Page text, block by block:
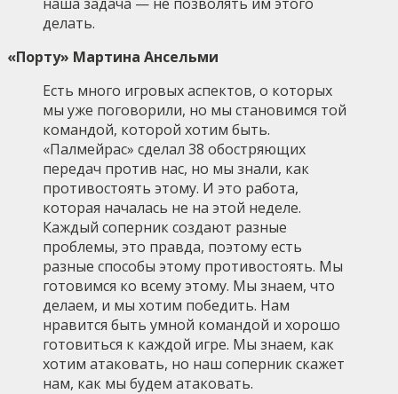
делать.
«Порту» Мартина Ансельми
Есть много игровых аспектов, о которых
мы уже поговорили, но мы становимся той
командой, которой хотим быть.
«Палмейрас» сделал 38 обостряющих
передач против нас, но мы знали, как
противостоять этому. И это работа,
которая началась не на этой неделе.
Каждый соперник создают разные
проблемы, это правда, поэтому есть
разные способы этому противостоять. Мы
готовимся ко всему этому. Мы знаем, что
делаем, и мы хотим победить. Нам
нравится быть умной командой и хорошо
готовиться к каждой игре. Мы знаем, как
хотим атаковать, но наш соперник скажет
нам, как мы будем атаковать.